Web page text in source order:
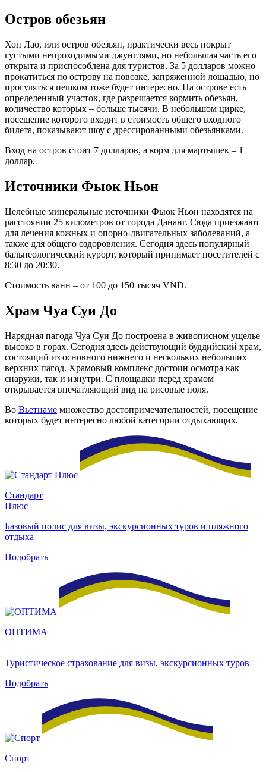
Остров обезьян
Хон Лао, или остров обезьян, практически весь покрыт
густыми непроходимыми джунглями, но небольшая часть его
открыта и приспособлена для туристов. За 5 долларов можно
прокатиться по острову на повозке, запряженной лошадью, но
прогуляться пешком тоже будет интересно. На острове есть
определенный участок, где разрешается кормить обезьян,
количество которых – больше тысячи. В небольшом цирке,
посещение которого входит в стоимость общего входного
билета, показывают шоу с дрессированными обезьянками.
Вход на остров стоит 7 долларов, а корм для мартышек – 1
доллар.
Источники Фыок Ньон
Целебные минеральные источники Фыок Ньон находятся на
расстоянии 25 километров от города Дананг. Сюда приезжают
для лечения кожных и опорно-двигательных заболеваний, а
также для общего оздоровления. Сегодня здесь популярный
бальнеологический курорт, который принимает посетителей с
8:30 до 20:30.
Стоимость ванн – от 100 до 150 тысяч VND.
Храм Чуа Суи До
Нарядная пагода Чуа Суи До построена в живописном ущелье
высоко в горах. Сегодня здесь действующий буддийский храм,
состоящий из основного нижнего и нескольких небольших
верхних пагод. Храмовый комплекс достоин осмотра как
снаружи, так и изнутри. С площадки перед храмом
открывается впечатляющий вид на рисовые поля.
Во Вьетнаме множество достопримечательностей, посещение
которых будет интересно любой категории отдыхающих.
Стандарт
Плюс
Базовый полис для визы, экскурсионных туров и пляжного
отдыха
Подобрать
ОПТИМА
Туристическое страхование для визы, экскурсионных туров
Подобрать
Спорт